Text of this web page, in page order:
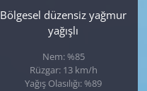
Bölgesel düzensiz yağmur
yağışlı
Nem: %85
Rüzgar: 13 km/h
Yağış Olasılığı: %89